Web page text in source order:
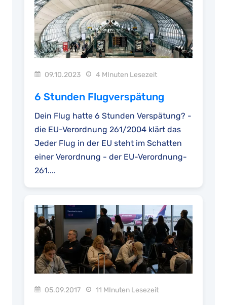
09.10.2023 4 MInuten Lesezeit
6 Stunden Flugverspätung
Dein Flug hatte 6 Stunden Verspätung? -
die EU-Verordnung 261/2004 klärt das
Jeder Flug in der EU steht im Schatten
einer Verordnung - der EU-Verordnung-
261....
05.09.2017 11 MInuten Lesezeit